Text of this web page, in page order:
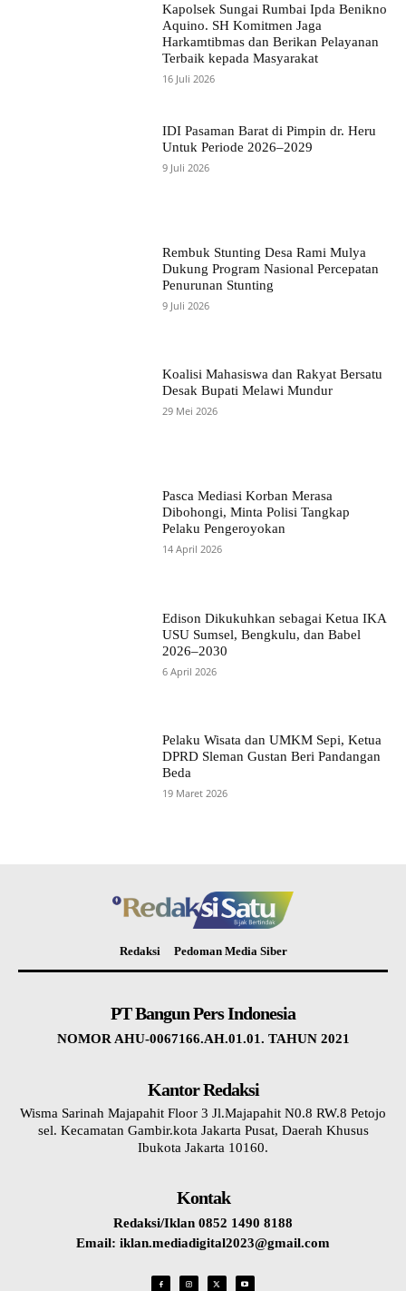
Kapolsek Sungai Rumbai Ipda Benikno
Aquino. SH Komitmen Jaga
Harkamtibmas dan Berikan Pelayanan
Terbaik kepada Masyarakat
16 Juli 2026
IDI Pasaman Barat di Pimpin dr. Heru
Untuk Periode 2026–2029
9 Juli 2026
Rembuk Stunting Desa Rami Mulya
Dukung Program Nasional Percepatan
Penurunan Stunting
9 Juli 2026
Koalisi Mahasiswa dan Rakyat Bersatu
Desak Bupati Melawi Mundur
29 Mei 2026
Pasca Mediasi Korban Merasa
Dibohongi, Minta Polisi Tangkap
Pelaku Pengeroyokan
14 April 2026
Edison Dikukuhkan sebagai Ketua IKA
USU Sumsel, Bengkulu, dan Babel
2026–2030
6 April 2026
Pelaku Wisata dan UMKM Sepi, Ketua
DPRD Sleman Gustan Beri Pandangan
Beda
19 Maret 2026
Redaksi Pedoman Media Siber
PT Bangun Pers Indonesia
NOMOR AHU-0067166.AH.01.01. TAHUN 2021
Kantor Redaksi
Wisma Sarinah Majapahit Floor 3 Jl.Majapahit N0.8 RW.8 Petojo
sel. Kecamatan Gambir.kota Jakarta Pusat, Daerah Khusus
Ibukota Jakarta 10160.
Kontak
Redaksi/Iklan 0852 1490 8188
Email: iklan.mediadigital2023@gmail.com